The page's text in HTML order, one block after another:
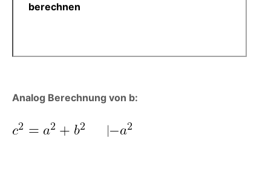
berechnen
Analog Berechnung von b: